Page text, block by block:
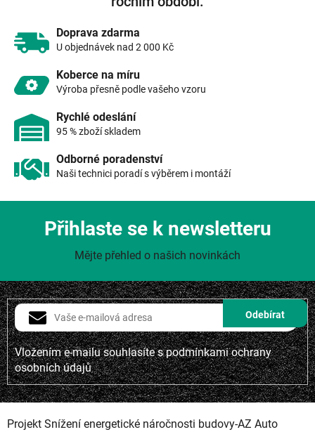
p
k
ý
Doprava zdarma
U objednávek nad 2 000 Kč
Koberce na míru
Výroba přesně podle vašeho vzoru
Rychlé odeslání
95 % zboží skladem
Odborné poradenství
Naši technici poradí s výběrem i montáží
Vložením e-mailu souhlasíte spodmínkami ochrany
osobních údajů
Přihlaste se k newsletteru
Mějte přehled o našich novinkách
Projekt Snížení energetické náročnosti budovy-AZ Auto